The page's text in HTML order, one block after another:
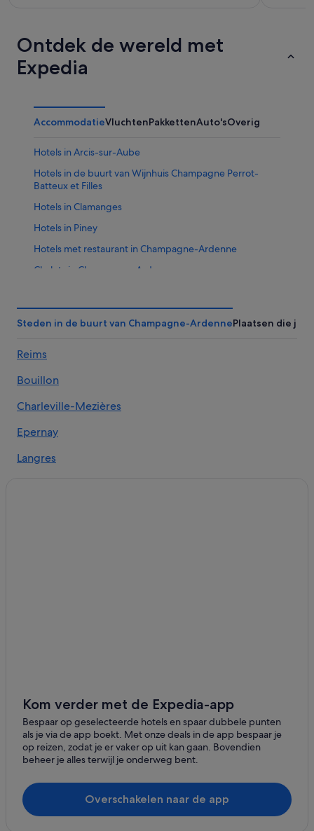
Ontdek de wereld met
Expedia
AccommodatieVluchtenPakkettenAuto'sOverig
Hotels in Arcis-sur-Aube
Hotels in de buurt van Wijnhuis Champagne Perrot-
Batteux et Filles
Hotels in Clamanges
Hotels in Piney
Hotels met restaurant in Champagne-Ardenne
Chalets in Champagne-Ardenne
Hotels met restaurant in Bergères-les-Vertus
Campings en stacaravans in Vitry-le-François
Hotels met 4 sterren in Champagne-Ardenne
Hostels in Vitry-le-François
Pensions in Vitry-le-François
Hotels in La Chaussée-sur-Marne
Campings en stacaravans in Arcis-sur-Aube
B&B in Champagne-Ardenne
Romantische in Champagne-Ardenne
Hotels in Fère-Champenoise
Hotels met zwembad in Champagne-Ardenne
Steden in de buurt van Champagne-ArdennePlaatsen die je
Reims
Bouillon
Charleville-Mezières
Epernay
Langres
Sept-Saulx
Bourbonne-les-Bains
Amagne
Anchamps
Kom verder met de Expedia-app
Bespaar op geselecteerde hotels en spaar dubbele punten
als je via de app boekt. Met onze deals in de app bespaar je
op reizen, zodat je er vaker op uit kan gaan. Bovendien
beheer je alles terwijl je onderweg bent.
Overschakelen naar de app